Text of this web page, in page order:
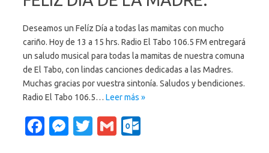
Deseamos un Felíz Día a todas las mamitas con mucho
cariño. Hoy de 13 a 15 hrs. Radio El Tabo 106.5 FM entregará
un saludo musical para todas la mamitas de nuestra comuna
de El Tabo, con lindas canciones dedicadas a las Madres.
Muchas gracias por vuestra sintonía. Saludos y bendiciones.
Radio El Tabo 106.5… Leer más »
Fa M
T
G